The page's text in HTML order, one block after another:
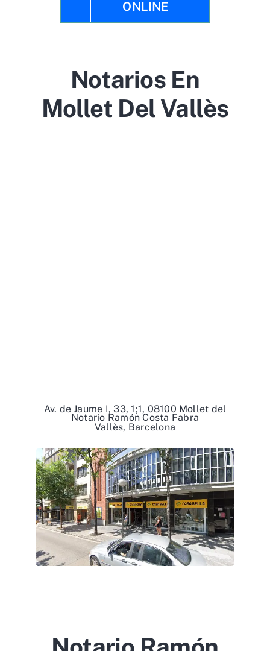
ONLINE
Notarios En
Mollet Del Vallès
Notario Ramón Costa Fabra
Av. de Jaume I, 33, 1;1, 08100 Mollet del
Vallès, Barcelona